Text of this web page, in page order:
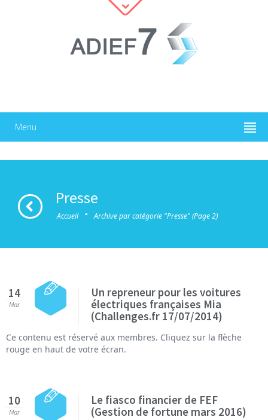
Menu
Presse
Accueil · Archive par catégorie "Presse"(Page 2)
14
Mar
Un repreneur pour les voitures
électriques françaises Mia
(Challenges.fr 17/07/2014)
Ce contenu est réservé aux membres. Cliquez sur la flèche
rouge en haut de votre écran.
10
Mar
Le fiasco financier de FEF
(Gestion de fortune mars 2016)